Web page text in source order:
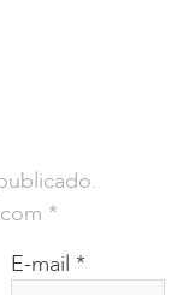
*
E-mail *